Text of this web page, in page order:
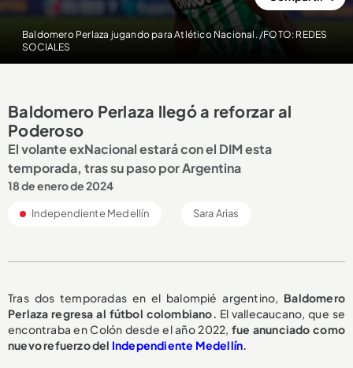
Baldomero Perlaza jugando para Atlético Nacional. /FOTO: REDES
SOCIALES
Baldomero Perlaza llegó a reforzar al
Poderoso
El volante exNacional estará con el DIM esta
temporada, tras su paso por Argentina
18 de enero de 2024
Independiente Medellín Sara Arias
Tras dos temporadas en el balompié argentino, Baldomero
Perlaza regresa al fútbol colombiano. El vallecaucano, que se
encontraba en Colón desde el año 2022, fue anunciado como
nuevo refuerzo del Independiente Medellín.